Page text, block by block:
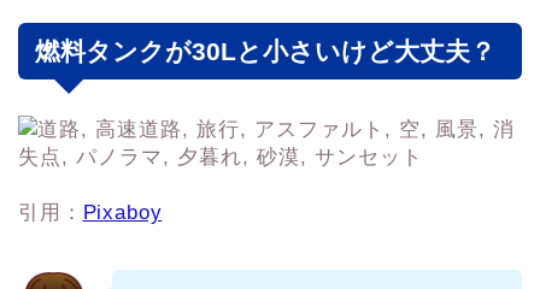
燃料タンクが30Lと小さいけど大丈夫？
引用： Pixaboy